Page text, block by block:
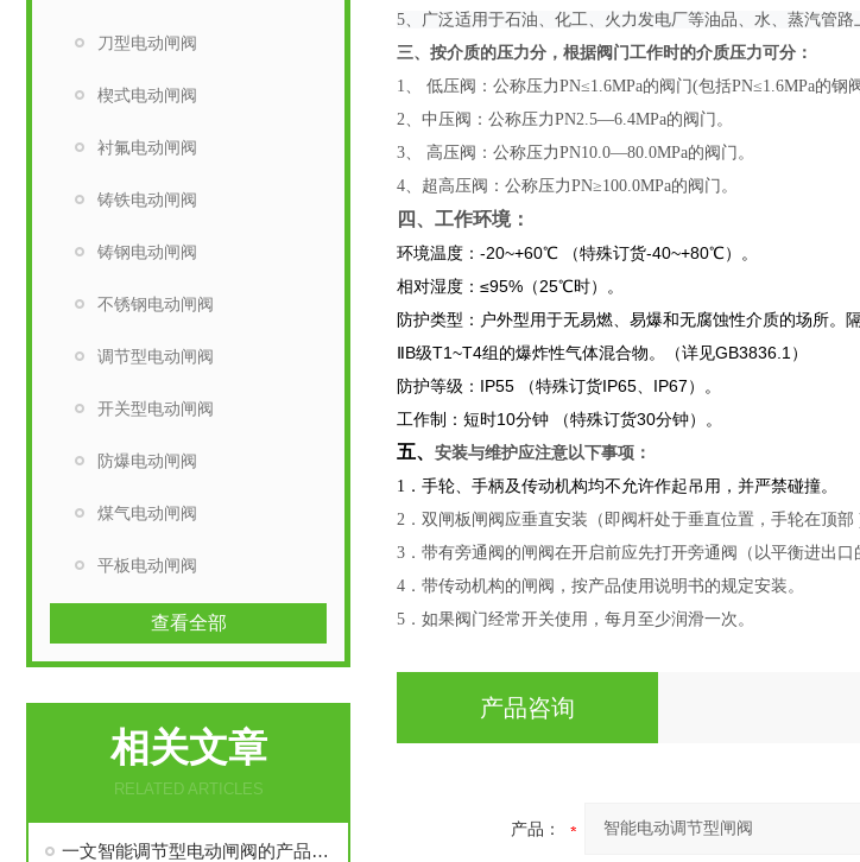
刀型电动闸阀
楔式电动闸阀
衬氟电动闸阀
铸铁电动闸阀
铸钢电动闸阀
不锈钢电动闸阀
调节型电动闸阀
开关型电动闸阀
防爆电动闸阀
煤气电动闸阀
平板电动闸阀
查看全部
相关文章
RELATED ARTICLES
一文智能调节型电动闸阀的产品知识
5、广泛适用于石油、化工、火力发电厂等油品、水、蒸汽管路
三、按介质的压力分，根据阀门工作时的介质压力可分：
1、 低压阀：公称压力PN≤1.6MPa的阀门(包括PN≤1.6MPa的钢
2、中压阀：公称压力PN2.5—6.4MPa的阀门。
3、 高压阀：公称压力PN10.0—80.0MPa的阀门。
4、超高压阀：公称压力PN≥100.0MPa的阀门。
四、工作环境：
环境温度：-20~+60℃ （特殊订货-40~+80℃）。
相对湿度：≤95%（25℃时）。
防护类型：户外型用于无易燃、易爆和无腐蚀性介质的场所。
ⅡB级T1~T4组的爆炸性气体混合物。（详见GB3836.1）
防护等级：IP55 （特殊订货IP65、IP67）。
工作制：短时10分钟 （特殊订货30分钟）。
五、 安装与维护应注意以下事项：
1．手轮、手柄及传动机构均不允许作起吊用，并严禁碰撞。
2．双闸板闸阀应垂直安装（即阀杆处于垂直位置，手轮在顶部 )
3．带有旁通阀的闸阀在开启前应先打开旁通阀（以平衡进出口
4．带传动机构的闸阀，按产品使用说明书的规定安装。
5．如果阀门经常开关使用，每月至少润滑一次。
产品咨询
产品：